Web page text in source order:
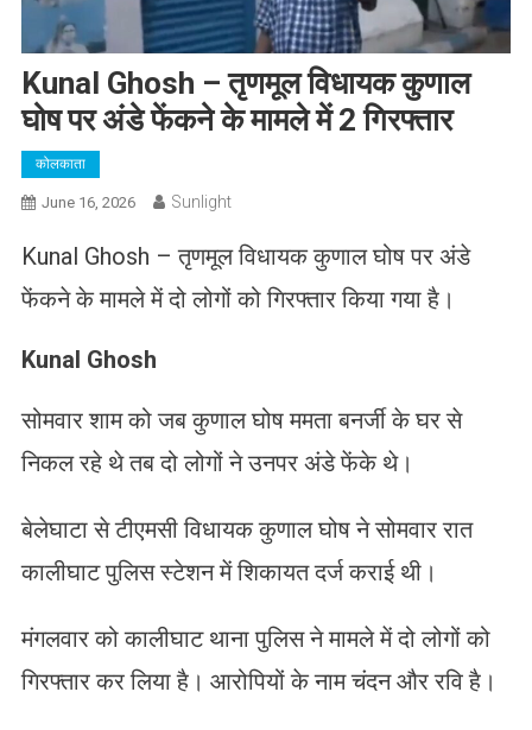
Kunal Ghosh – तृणमूल विधायक कुणाल
घोष पर अंडे फेंकने के मामले में 2 गिरफ्तार
कोलकाता
June 16, 2026 Sunlight
Kunal Ghosh – तृणमूल विधायक कुणाल घोष पर अंडे
फेंकने के मामले में दो लोगों को गिरफ्तार किया गया है।
Kunal Ghosh
सोमवार शाम को जब कुणाल घोष ममता बनर्जी के घर से
निकल रहे थे तब दो लोगों ने उनपर अंडे फेंके थे।
बेलेघाटा से टीएमसी विधायक कुणाल घोष ने सोमवार रात
कालीघाट पुलिस स्टेशन में शिकायत दर्ज कराई थी।
मंगलवार को कालीघाट थाना पुलिस ने मामले में दो लोगों को
गिरफ्तार कर लिया है। आरोपियों के नाम चंदन और रवि है।